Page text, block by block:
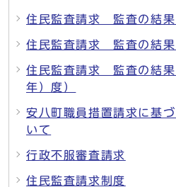
住民監査請求 監査の結果
住民監査請求 監査の結果
住民監査請求 監査の結
年）度）
安八町職員措置請求に基
いて
行政不服審査請求
住民監査請求制度